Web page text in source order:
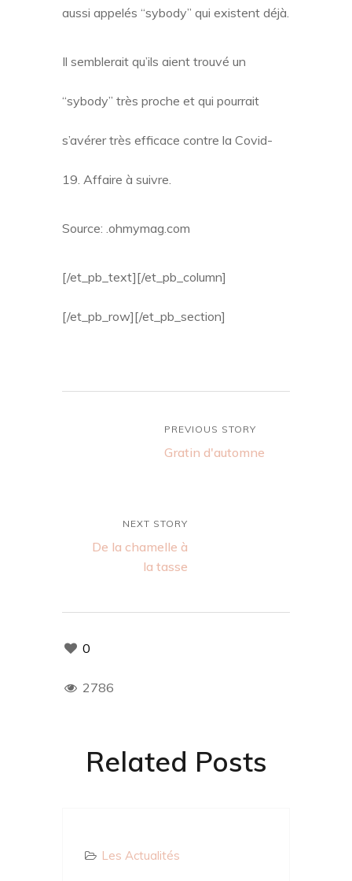
aussi appelés “sybody” qui existent déjà.
Il semblerait qu’ils aient trouvé un
“sybody” très proche et qui pourrait
s’avérer très efficace contre la Covid-
19. Affaire à suivre.
Source: .ohmymag.com
[/et_pb_text][/et_pb_column]
[/et_pb_row][/et_pb_section]
PREVIOUS STORY
Gratin d'automne
NEXT STORY
De la chamelle à
la tasse
0
2786
Related Posts
Les Actualités